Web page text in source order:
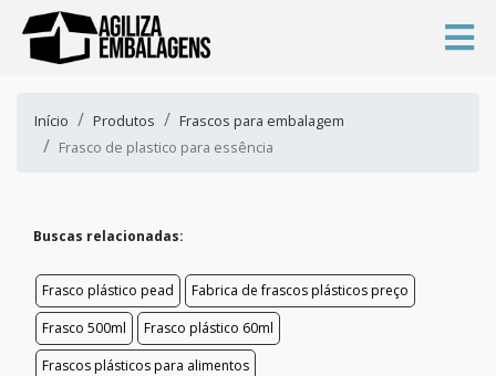
Início Produtos
Frascos para embalagem
Frasco de plastico para essência
Buscas relacionadas:
Frasco plástico pead
Fabrica de frascos plásticos preço
Frasco 500ml
Frasco plástico 60ml
Frascos plásticos para alimentos